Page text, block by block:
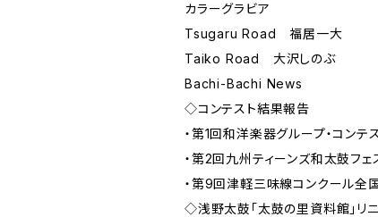
カラーグラビア
Tsugaru Road 福居一大
Taiko Road 大沢しのぶ
Bachi-Bachi News
◇コンテスト結果報告
・第1回和洋楽器グループ・コンテ
・第2回九州ティーンズ和太鼓フェ
・第9回津軽三味線コンクール全
◇浅野太鼓「太鼓の里資料館」リ